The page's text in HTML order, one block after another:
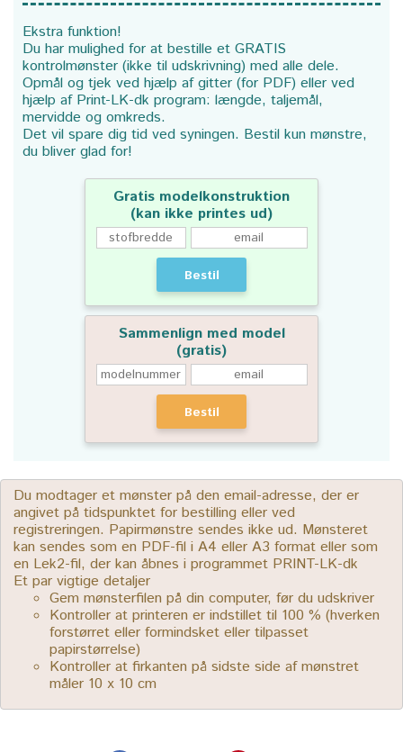
Ekstra funktion!
Du har mulighed for at bestille et GRATIS
kontrolmønster (ikke til udskrivning) med alle dele.
Opmål og tjek ved hjælp af gitter (for PDF) eller ved
hjælp af Print-LK-dk program: længde, taljemål,
mervidde og omkreds.
Det vil spare dig tid ved syningen. Bestil kun mønstre,
du bliver glad for!
Gratis modelkonstruktion
(kan ikke printes ud)
Bestil
Sammenlign med model
(gratis)
Bestil
Du modtager et mønster på den email-adresse, der er
angivet på tidspunktet for bestilling eller ved
registreringen. Papirmønstre sendes ikke ud. Mønsteret
kan sendes som en PDF-fil i A4 eller A3 format eller som
en Lek2-fil, der kan åbnes i programmet PRINT-LK-dk
Et par vigtige detaljer
Gem mønsterfilen på din computer, før du udskriver
Kontroller at printeren er indstillet til 100 % (hverken
forstørret eller formindsket eller tilpasset
papirstørrelse)
Kontroller at firkanten på sidste side af mønstret
måler 10 x 10 cm